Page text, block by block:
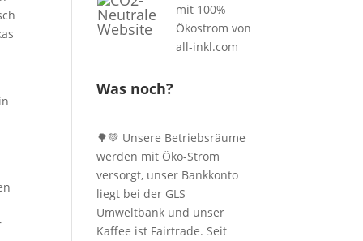
Was noch?
🌳💚 Unsere Betriebsräume
werden mit Öko-Strom
versorgt, unser Bankkonto
liegt bei der GLS
Umweltbank und unser
Kaffee ist Fairtrade. Seit